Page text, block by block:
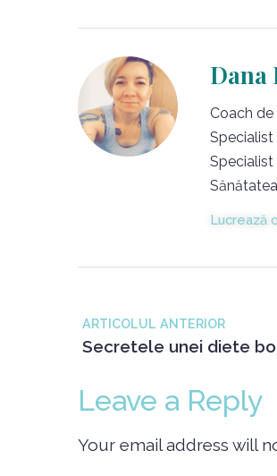
Dana
Coach
Specialist
Specialist
Lucrează
ARTICOLUL ANTERIOR
Leave a Reply
Your email address will